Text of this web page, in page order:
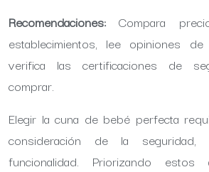
Recomendaciones:Compara
establecimientos, lee opiniones
verifica las certificaciones de
comprar.
Elegir la cuna de bebé perfecta
consideración de la
funcionalidad. Priorizando estos